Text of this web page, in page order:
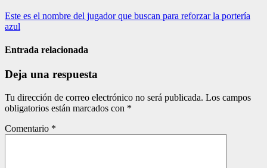
Navegación
de
entradas
Este es el nombre del jugador que buscan para reforzar la portería
azul
Entrada relacionada
Deja una respuesta
Tu dirección de correo electrónico no será publicada. Los campos
obligatorios están marcados con *
Comentario *